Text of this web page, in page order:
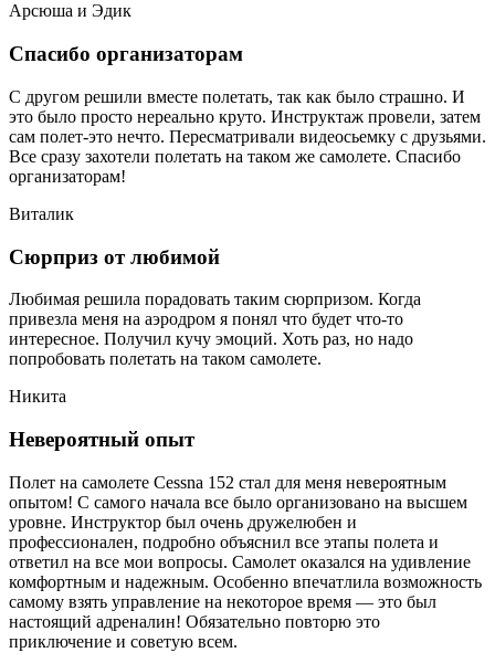
Арсюша и Эдик
Спасибо организаторам
С другом решили вместе полетать, так как было страшно. И
это было просто нереально круто. Инструктаж провели, затем
сам полет-это нечто. Пересматривали видеосьемку с друзьями.
Все сразу захотели полетать на таком же самолете. Спасибо
организаторам!
Виталик
Сюрприз от любимой
Любимая решила порадовать таким сюрпризом. Когда
привезла меня на аэродром я понял что будет что-то
интересное. Получил кучу эмоций. Хоть раз, но надо
попробовать полетать на таком самолете.
Никита
Невероятный опыт
Полет на самолете Cessna 152 стал для меня невероятным
опытом! С самого начала все было организовано на высшем
уровне. Инструктор был очень дружелюбен и
профессионален, подробно объяснил все этапы полета и
ответил на все мои вопросы. Самолет оказался на удивление
комфортным и надежным. Особенно впечатлила возможность
самому взять управление на некоторое время — это был
настоящий адреналин! Обязательно повторю это
приключение и советую всем.